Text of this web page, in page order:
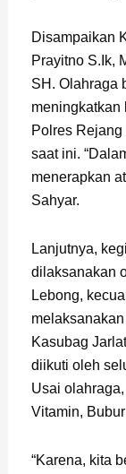
Disampaikan
Prayitno S.Ik,
SH. Olahraga
meningkatkan
Polres
saat ini.
menerapkan
Sahyar.
Lanjutnya,
dilaksanakan
Lebong,
Kasubag
diikuti oleh
Usai
Vitamin,
“Karena, kita